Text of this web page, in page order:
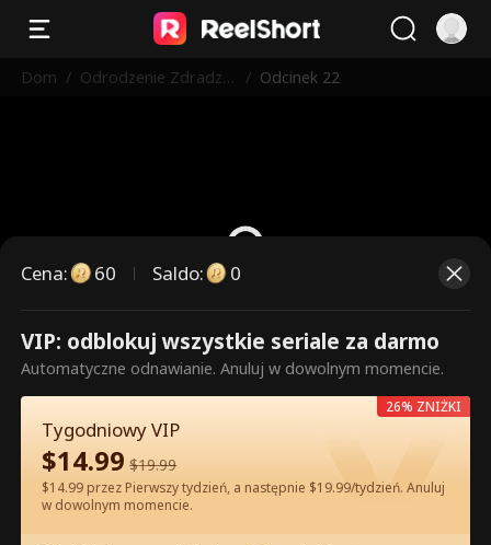
Dom / Odrodzenie Zdradzo
/ Odcinek 22
To są płatne odcinki. Odblokuj,
aby oglądać.
60
Cena: 60 Saldo: 0
VIP: odblokuj wszystkie seriale za darmo
Automatyczne odnawianie. Anuluj w dowolnym momencie.
Tygodniowy VIP
$14.99 $19.99
$14.99 przez Pierwszy tydzień, a następnie $19.99/tydzień. Anuluj
w dowolnym momencie.
26% ZNIŻKI